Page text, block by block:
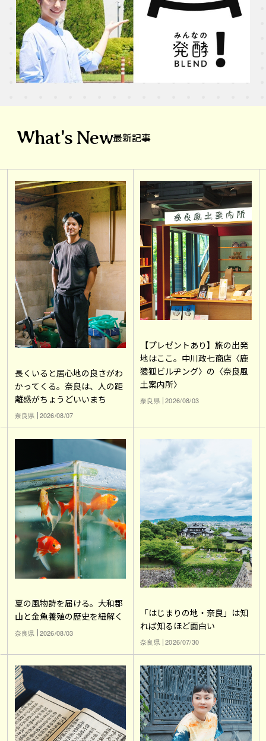
What's New最新記事
長くいると居心地の良さがわ
かってくる。奈良は、人の距
離感がちょうどいいまち
奈良県 2026/08/07
【プレゼントあり】旅の出発
地はここ。中川政七商店〈鹿
猿狐ビルヂング〉の〈奈良風
土案内所〉
奈良県 2026/08/03
夏の風物詩を届ける。大和郡
山と金魚養殖の歴史を紐解く
奈良県 2026/08/03
「はじまりの地・奈良」は知
れば知るほど面白い
奈良県 2026/07/30